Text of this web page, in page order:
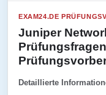
EXAM24.DE
Juniper
Detaillierte